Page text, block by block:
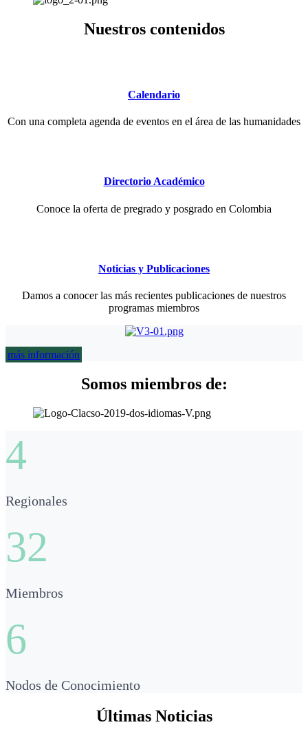
Nuestros contenidos
Calendario
Con una completa agenda de eventos en el área de las humanidades
Directorio Académico
Conoce la oferta de pregrado y posgrado en Colombia
Noticias y Publicaciones
Damos a conocer las más recientes publicaciones de nuestros
programas miembros
más información
Somos miembros de:
4
Regionales
32
Miembros
6
Nodos de Conocimiento
Últimas Noticias